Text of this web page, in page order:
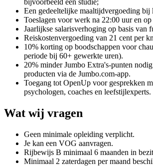
Een gedeeltelijke maaltijdvergoeding bij
Toeslagen voor werk na 22:00 uur en op
Jaarlijkse salarisverhoging op basis van
Reiskostenvergoeding van 21 cent per
10% korting op boodschappen voor
periode bij 60+ gewerkte uren).
20% minder Jumbo Extra's-punten
producten via de Jumbo.com-app.
Toegang tot OpenUp voor gesprekken
psychologen, coaches en leefstijlexperts.
Wat wij vragen
Geen minimale opleiding verplicht.
Je kan een VOG aanvragen.
Rijbewijs B minimaal 6 maanden in
Minimaal 2 zaterdagen per maand